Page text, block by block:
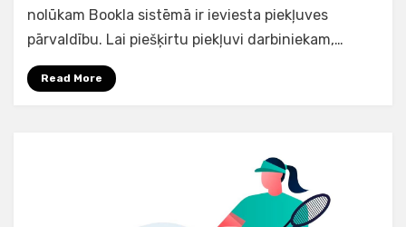
nolūkam Bookla sistēmā ir ieviesta piekļuves
pārvaldību. Lai piešķirtu piekļuvi darbiniekam,…
Read More